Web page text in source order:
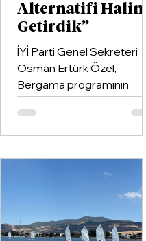
Alternatifi Haline
Getirdik”
İYİ Parti Genel Sekreteri
Osman Ertürk Özel,
Bergama programının
ardından geldiği Dikili’de
partisinin ilçe teşkilatıyla
buluştu.